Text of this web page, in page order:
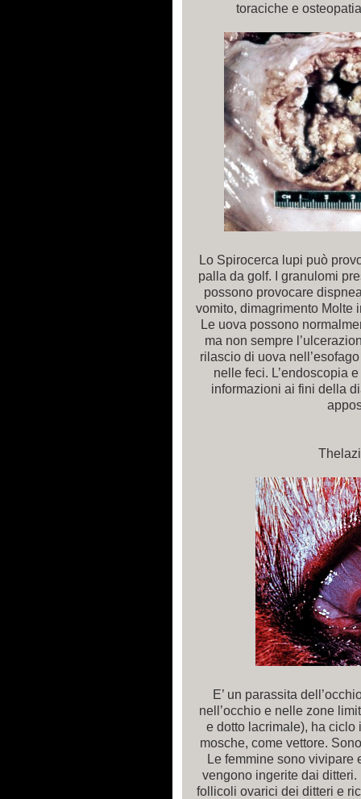
toraciche e
Lo Spirocerca lupi può
palla da golf. I granulomi
possono provocare
vomito, dimagrimento Molte
Le uova possono
ma non sempre
rilascio di uova
nelle feci. L’endoscopia
informazioni ai fini della
E’ un parassita
nell’occhio e nelle zone
e dotto lacrimale), ha
mosche, come vettore.
Le femmine sono vivipare
vengono ingerite dai
follicoli ovarici dei ditteri e